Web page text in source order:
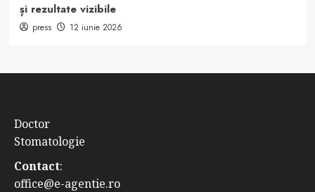
și rezultate vizibile
press 12 iunie 2026
Doctor
Stomatologie
Contact:
office@e-agentie.ro